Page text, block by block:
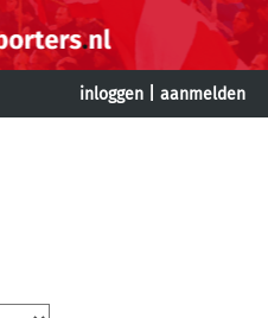
inloggen aanmelden